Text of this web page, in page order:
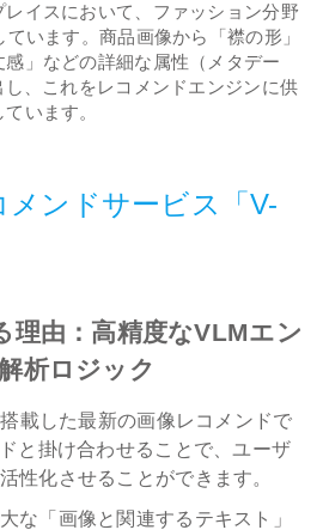
レイスにおいて、ファッション分野
います。商品画像から「襟の形」
感」などの詳細な属性（メタデー
し、これをレコメンドエンジンに供
います。
メンドサービス「V-
理由：高精度なVLMエン
析ロジック
載した最新の画像レコメンドで
と掛け合わせることで、ユーザ
性化させることができます。
な「画像と関連するテキスト」